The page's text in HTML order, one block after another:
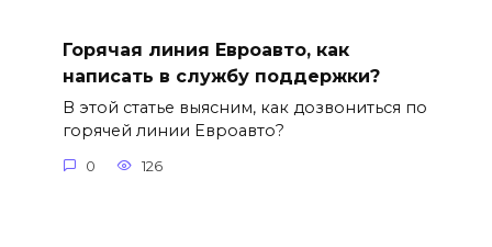
Горячая линия Евроавто, как
написать в службу поддержки?
В этой статье выясним, как дозвониться по
горячей линии Евроавто?
0 126